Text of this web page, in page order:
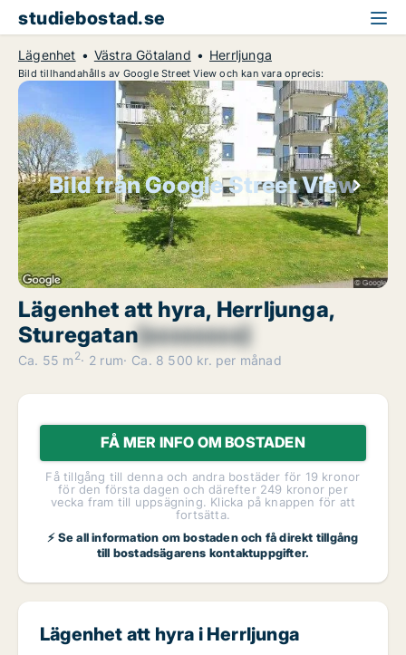
studiebostad.se
Lägenhet Västra Götaland Herrljunga
Bild tillhandahålls av Google Street View och kan vara oprecis:
Bild från Google Street View
Lägenhet att hyra, Herrljunga,
Sturegatan[xxxxxxxx]
Ca. 55 m 2 2 rum Ca. 8 500 kr. per månad
FÅ MER INFO OM BOSTADEN
Få tillgång till denna och andra bostäder för 19 kronor
för den första dagen och därefter 249 kronor per
vecka fram till uppsägning. Klicka på knappen för att
fortsätta.
⚡ Se all information om bostaden och få direkt tillgång
till bostadsägarens kontaktuppgifter.
Lägenhet att hyra i Herrljunga